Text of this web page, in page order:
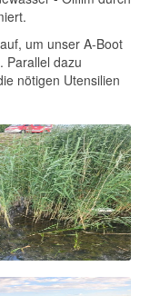
um unser A-Boot
Parallel dazu
nötigen Utensilien